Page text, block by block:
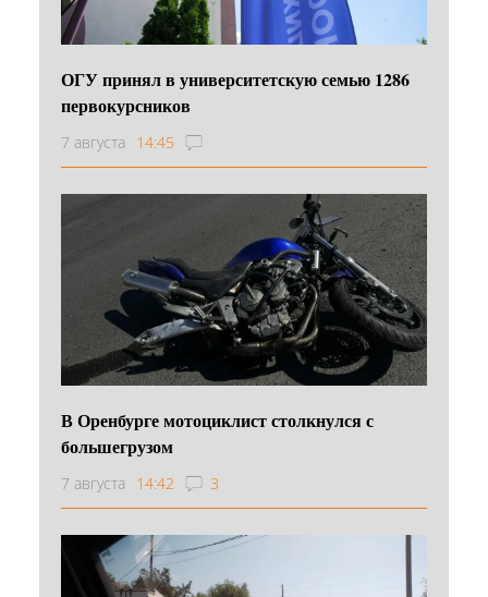
ОГУ принял в университетскую семью 1286
первокурсников
7 августа 14:45
В Оренбурге мотоциклист столкнулся с
большегрузом
7 августа 14:42 3